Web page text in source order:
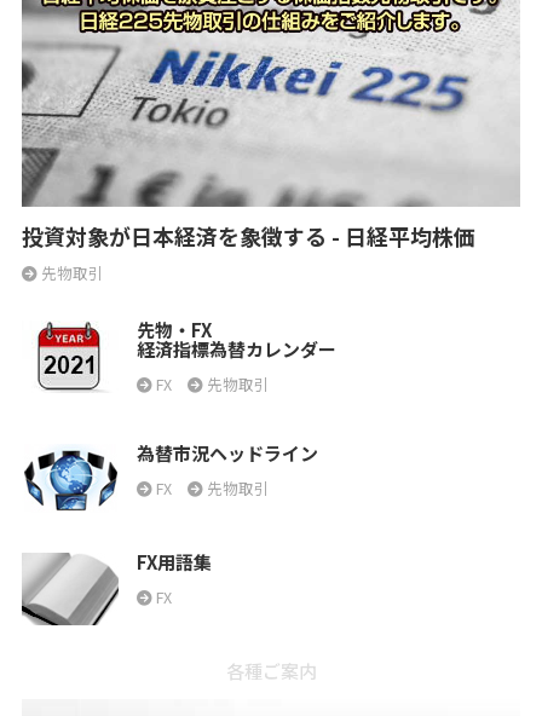
投資対象が日本経済を象徴する - 日経平均株価
先物取引
先物・FX
経済指標為替カレンダー
FX 先物取引
為替市況ヘッドライン
FX 先物取引
FX用語集
FX
各種ご案内